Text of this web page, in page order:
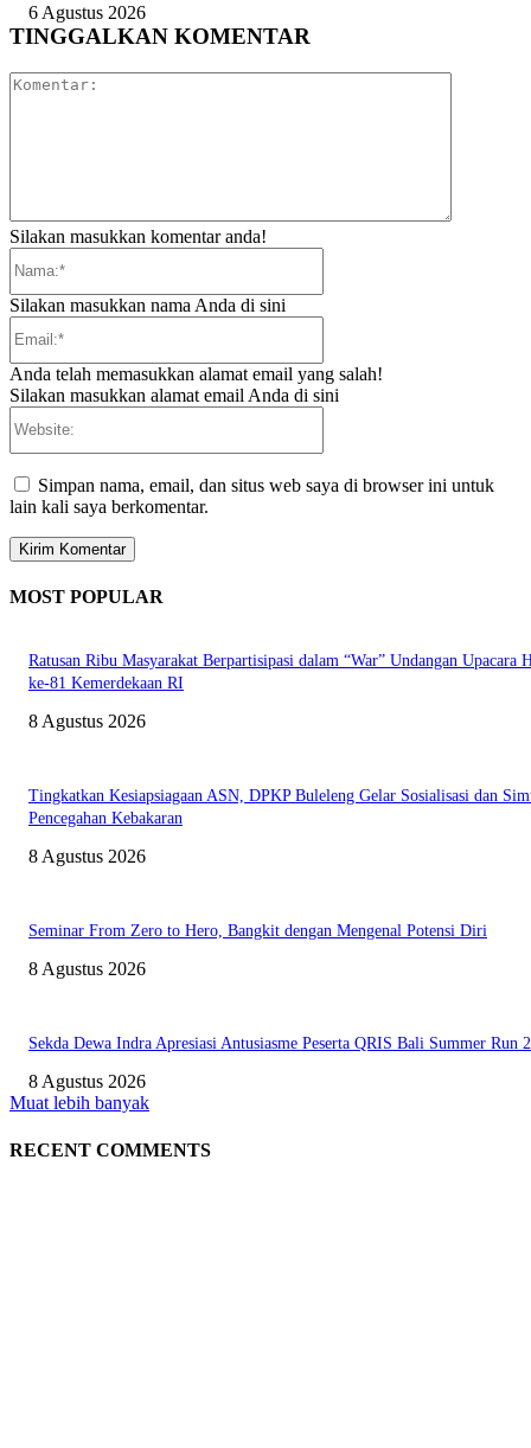
6 Agustus 2026
TINGGALKAN KOMENTAR
Silakan masukkan komentar anda!
Silakan masukkan nama Anda di sini
Anda telah memasukkan alamat email yang salah!
Silakan masukkan alamat email Anda di sini
Simpan nama, email, dan situs web saya di browser ini untuk
lain kali saya berkomentar.
MOST POPULAR
Ratusan Ribu Masyarakat Berpartisipasi dalam “War” Undangan Upacara
ke-81 Kemerdekaan RI
8 Agustus 2026
Tingkatkan Kesiapsiagaan ASN, DPKP Buleleng Gelar Sosialisasi dan
Pencegahan Kebakaran
8 Agustus 2026
Seminar From Zero to Hero, Bangkit dengan Mengenal Potensi Diri
8 Agustus 2026
Sekda Dewa Indra Apresiasi Antusiasme Peserta QRIS Bali Summer Run
8 Agustus 2026
Muat lebih banyak
RECENT COMMENTS